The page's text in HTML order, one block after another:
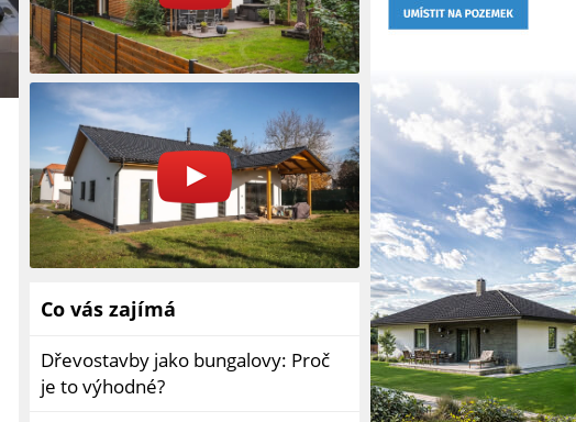
Co vás zajímá
Dřevostavby jako bungalovy: Proč
je to výhodné?